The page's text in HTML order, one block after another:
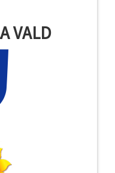
VALD